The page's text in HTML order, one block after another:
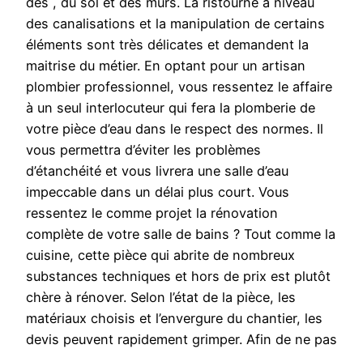
des canalisations et la manipulation de certains
éléments sont très délicates et demandent la
maitrise du métier. En optant pour un artisan
plombier professionnel, vous ressentez le affaire
à un seul interlocuteur qui fera la plomberie de
votre pièce d’eau dans le respect des normes. Il
vous permettra d’éviter les problèmes
d’étanchéité et vous livrera une salle d’eau
impeccable dans un délai plus court. Vous
ressentez le comme projet la rénovation
complète de votre salle de bains ? Tout comme la
cuisine, cette pièce qui abrite de nombreux
substances techniques et hors de prix est plutôt
chère à rénover. Selon l’état de la pièce, les
matériaux choisis et l’envergure du chantier, les
devis peuvent rapidement grimper. Afin de ne pas